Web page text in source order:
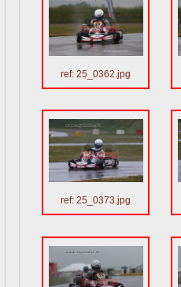
ref: 25_0362.jpg
ref: 25_0373.jpg